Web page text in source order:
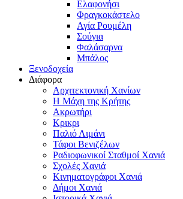
Ελαφονήσι
Φραγκοκάστελο
Αγία Ρουμέλη
Σούγια
Φαλάσαρνα
Μπάλος
Ξενοδοχεία
Διάφορα
Αρχιτεκτονική Χανίων
Η Μάχη της Κρήτης
Ακρωτήρι
Κρικρι
Παλιό Λιμάνι
Τάφοι Βενιζέλων
Ραδιοφωνικοί Σταθμοί Χανιά
Σχολές Χανιά
Κινηματογράφοι Χανιά
Δήμοι Χανιά